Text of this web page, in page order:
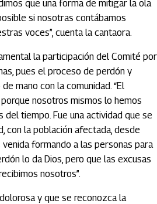
que una forma de mitigar la ola
si nosotras contábamos
voces”, cuenta la cantaora.
la participación del Comité por
pues el proceso de perdón y
mano con la comunidad. “El
nosotros mismos lo hemos
tiempo. Fue una actividad que se
con la población afectada, desde
formando a las personas para
lo da Dios, pero que las excusas
nosotros”.
y que se reconozca la